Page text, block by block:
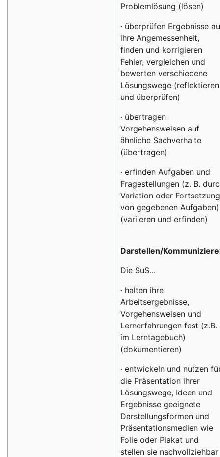
Problemlösung (lösen)
· überprüfen Ergebnisse
ihre Angemessenheit,
finden und korrigieren
Fehler, vergleichen und
bewerten verschiedene
Lösungswege (reflektieren
und überprüfen)
· übertragen
Vorgehensweisen auf
ähnliche Sachverhalte
(übertragen)
· erfinden Aufgaben und
Fragestellungen (z. B.
Variation oder Fortsetzung
von gegebenen Aufgaben)
(variieren und erfinden)
Darstellen/
Die SuS...
· halten ihre
Arbeitsergebnisse,
Vorgehensweisen und
Lernerfahrungen fest (z.B.
im Lerntagebuch)
(dokumentieren)
· entwickeln und nutzen
die Präsentation ihrer
Lösungswege, Ideen und
Ergebnisse geeignete
Darstellungsformen und
Präsentationsmedien wie
Folie oder Plakat und
stellen sie nachvollziehbar